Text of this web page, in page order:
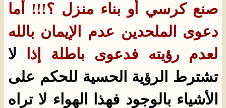
صنع كرسي أو بناء منزل ؟!!! أما
دعوى الملحدين عدم الإيمان بالله
لعدم رؤيته فدعوى باطلة إذا لا
تشترط الرؤية الحسية للحكم على
الأشياء بالوجود فهذا الهواء لا تراه